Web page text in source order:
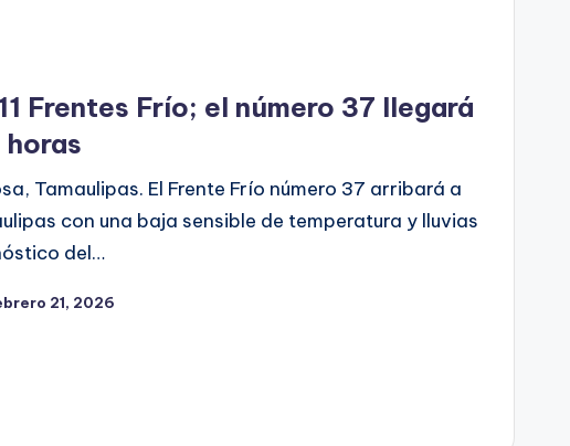
Frentes Frío; el número 37 llegará
horas
Tamaulipas. El Frente Frío número 37 arribará a
con una baja sensible de temperatura y lluvias
del…
21, 2026